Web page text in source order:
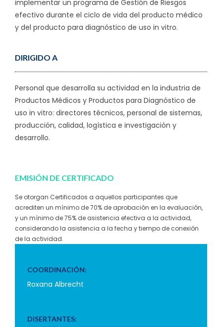
implementar un programa de Gestión de Riesgos
efectivo durante el ciclo de vida del producto médico
y del producto para diagnóstico de uso in vitro.
DIRIGIDO A
Personal que desarrolla su actividad en la industria de
Productos Médicos y Productos para Diagnóstico de
uso in vitro: directores técnicos, personal de sistemas,
producción, calidad, logística e investigación y
desarrollo.
EMISIÓN DE CERTIFICADO
Se otorgan Certificados a aquellos participantes que
acrediten un mínimo de 70% de aprobación en la evaluación,
y un mínimo de 75% de asistencia efectiva a la actividad,
considerando la asistencia a la fecha y tiempo de conexión
de la actividad.
COORDINACIÓN:
Roxana Albrecht
DISERTANTES: